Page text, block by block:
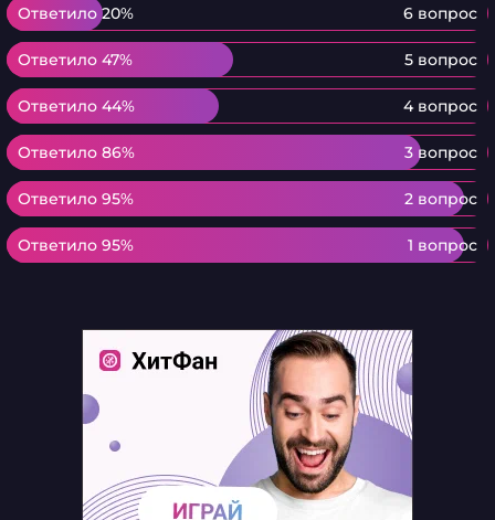
Ответило 20% 6 вопрос
Ответило 20%
Ответило 47% 5 вопрос
Ответило 47%
Ответило 44% 4 вопрос
Ответило 44%
Ответило 86% 3 вопрос
Ответило 86%
Ответило 95% 2 вопрос
Ответило 95%
Ответило 95% 1 вопрос
Ответило 95%